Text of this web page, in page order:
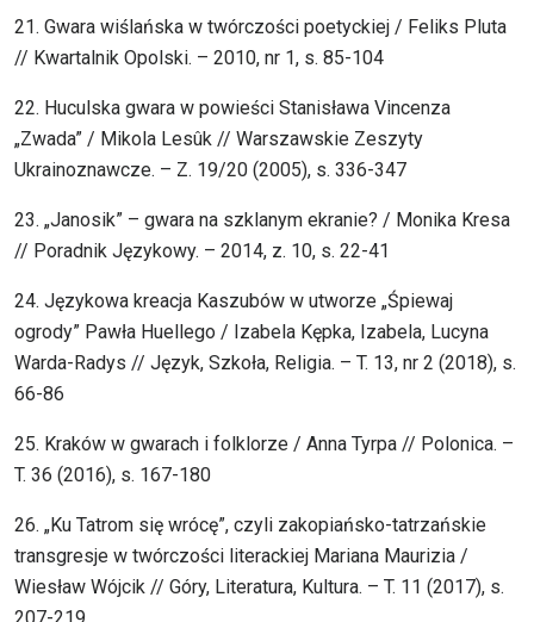
21. Gwara wiślańska w twórczości poetyckiej / Feliks Pluta
// Kwartalnik Opolski. – 2010, nr 1, s. 85-104
22. Huculska gwara w powieści Stanisława Vincenza
„Zwada” / Mikola Lesûk // Warszawskie Zeszyty
Ukrainoznawcze. – Z. 19/20 (2005), s. 336-347
23. „Janosik” – gwara na szklanym ekranie? / Monika Kresa
// Poradnik Językowy. – 2014, z. 10, s. 22-41
24. Językowa kreacja Kaszubów w utworze „Śpiewaj
ogrody” Pawła Huellego / Izabela Kępka, Izabela, Lucyna
Warda-Radys // Język, Szkoła, Religia. – T. 13, nr 2 (2018), s.
66-86
25. Kraków w gwarach i folklorze / Anna Tyrpa // Polonica. –
T. 36 (2016), s. 167-180
26. „Ku Tatrom się wrócę”, czyli zakopiańsko-tatrzańskie
transgresje w twórczości literackiej Mariana Maurizia /
Wiesław Wójcik // Góry, Literatura, Kultura. – T. 11 (2017), s.